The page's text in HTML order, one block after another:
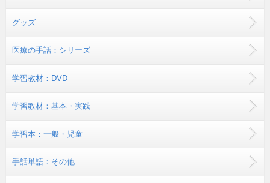
グッズ
医療の手話：シリーズ
学習教材：DVD
学習教材：基本・実践
学習本：一般・児童
手話単語：その他